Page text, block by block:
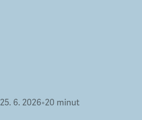
25. 6. 2026•20 minut